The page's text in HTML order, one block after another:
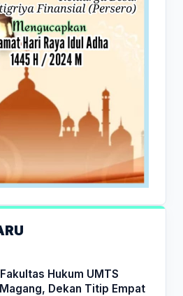
Hukum UMTS
Dekan Titip Empat